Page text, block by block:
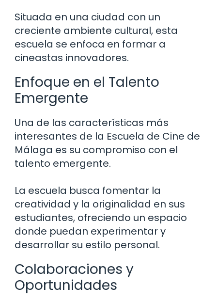
Situada en una ciudad con un
creciente ambiente cultural, esta
escuela se enfoca en formar a
cineastas innovadores.
Enfoque en el Talento
Emergente
Una de las características más
interesantes de la Escuela de Cine de
Málaga es su compromiso con el
talento emergente.
La escuela busca fomentar la
creatividad y la originalidad en sus
estudiantes, ofreciendo un espacio
donde puedan experimentar y
desarrollar su estilo personal.
Colaboraciones y
Oportunidades